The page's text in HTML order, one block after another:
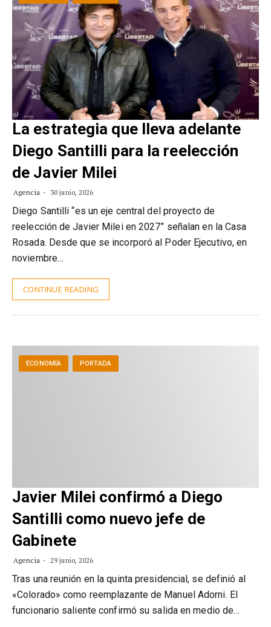
La estrategia que lleva adelante
Diego Santilli para la reelección
de Javier Milei
Agencia 30 junio, 2026
Diego Santilli “es un eje central del proyecto de
reelección de Javier Milei en 2027” señalan en la Casa
Rosada. Desde que se incorporó al Poder Ejecutivo, en
noviembre…
CONTINUE READING
ECONOMÍA PORTADA
Javier Milei confirmó a Diego
Santilli como nuevo jefe de
Gabinete
Agencia 29 junio, 2026
Tras una reunión en la quinta presidencial, se definió al
«Colorado» como reemplazante de Manuel Adorni. El
funcionario saliente confirmó su salida en medio de…